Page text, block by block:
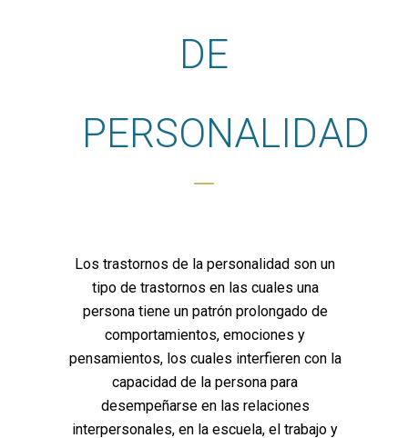
DE
PERSONALIDAD
Los trastornos de la personalidad son un
tipo de trastornos en las cuales una
persona tiene un patrón prolongado de
comportamientos, emociones y
pensamientos, los cuales interfieren con la
capacidad de la persona para
desempeñarse en las relaciones
interpersonales, en la escuela, el trabajo y